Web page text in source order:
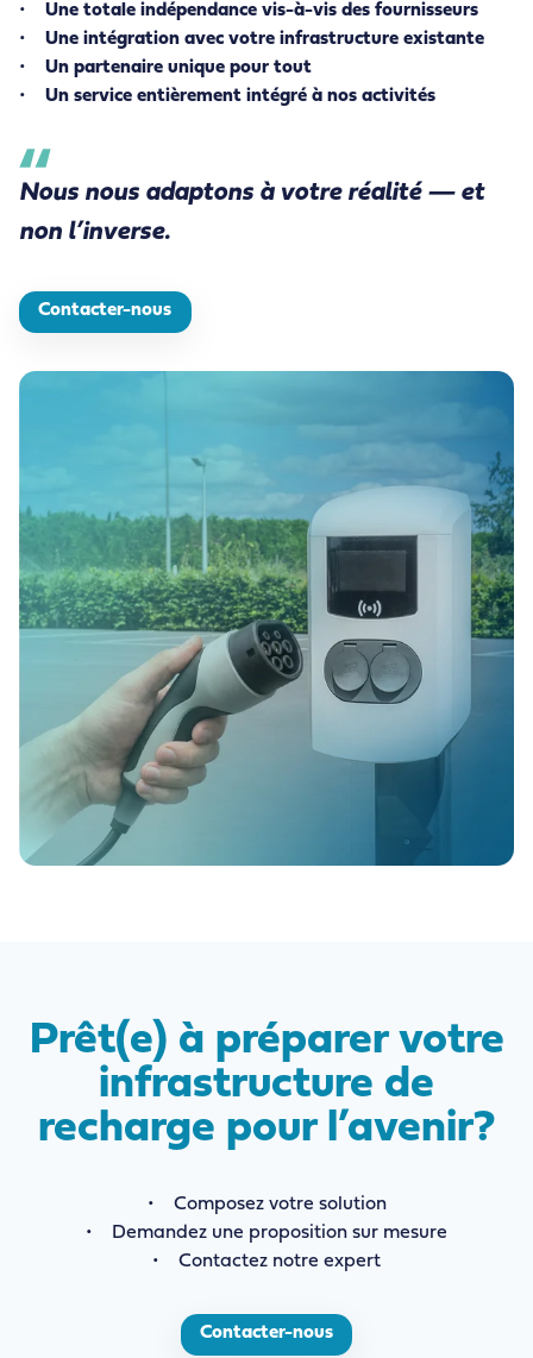
•Une totale indépendance vis-à-vis des fournisseurs
•Une intégration avec votre infrastructure existante
•
Un partenaire unique pour tout
•
Un service entièrement intégré à nos activités
Nous nous adaptons à votre réalité — et
non l’inverse.
Contacter-nous
Prêt(e) à préparer votre
infrastructure de
recharge pour l’avenir?
• Composez votre solution
• Demandez une proposition sur mesure
• Contactez notre expert
Contacter-nous